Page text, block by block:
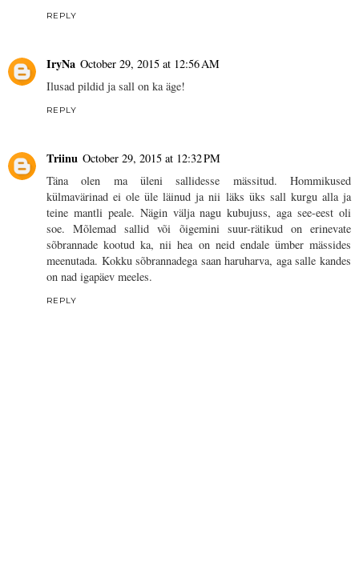
REPLY
IryNa October 29, 2015 at 12:56 AM
Ilusad pildid ja sall on ka äge!
REPLY
Triinu October 29, 2015 at 12:32 PM
Täna olen ma üleni sallidesse mässitud. Hommikused
külmavärinad ei ole üle läinud ja nii läks üks sall kurgu alla ja
teine mantli peale. Nägin välja nagu kubujuss, aga see-eest oli
soe. Mõlemad sallid või õigemini suur-rätikud on erinevate
sõbrannade kootud ka, nii hea on neid endale ümber mässides
meenutada. Kokku sõbrannadega saan haruharva, aga salle kandes
on nad igapäev meeles.
REPLY